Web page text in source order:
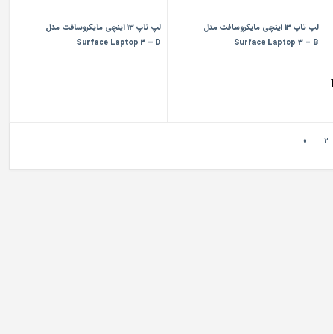
لپ تاپ 13 اینچی مایکروسافت مدل
Surface Laptop 3 – B
لپ تاپ 13 اینچی مایکروسافت مدل
Surface Laptop 3 – D
2
»